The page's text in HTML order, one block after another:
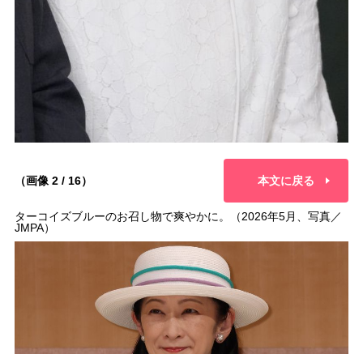
（画像 2 / 16） 本文に戻る
ターコイズブルーのお召し物で爽やかに。（2026年5月、写真／
JMPA）